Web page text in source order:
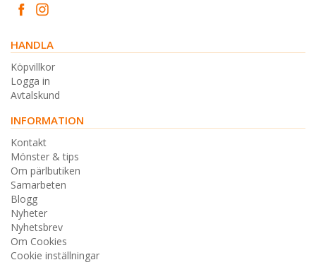
HANDLA
Köpvillkor
Logga in
Avtalskund
INFORMATION
Kontakt
Mönster & tips
Om pärlbutiken
Samarbeten
Blogg
Nyheter
Nyhetsbrev
Om Cookies
Cookie inställningar